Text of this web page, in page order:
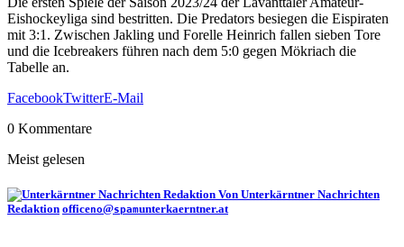
Eishockeyliga sind bestritten. Die Predators besiegen die Eispiraten
mit 3:1. Zwischen Jakling und Forelle Heinrich fallen sieben Tore
und die Icebreakers führen nach dem 5:0 gegen Mökriach die
Tabelle an.
FacebookTwitterE-Mail
0 Kommentare
Meist gelesen
Von Unterkärntner Nachrichten
Redaktion officeno@spamunterkaerntner.at